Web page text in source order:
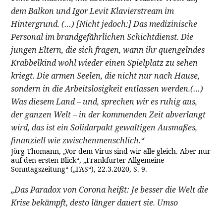
dem Balkon und Igor Levit Klavierstream im
Hintergrund. (…) [Nicht jedoch:] Das medizinische
Personal im brandgefährlichen Schichtdienst. Die
jungen Eltern, die sich fragen, wann ihr quengelndes
Krabbelkind wohl wieder einen Spielplatz zu sehen
kriegt. Die armen Seelen, die nicht nur nach Hause,
sondern in die Arbeitslosigkeit entlassen werden.(…)
Was diesem Land – und, sprechen wir es ruhig aus,
der ganzen Welt – in der kommenden Zeit abverlangt
wird, das ist ein Solidarpakt gewaltigen Ausmaßes,
finanziell wie zwischenmenschlich.“
Jörg Thomann, „Vor dem Virus sind wir alle gleich. Aber nur
auf den ersten Blick“, „Frankfurter Allgemeine
Sonntagszeitung“ („FAS“), 22.3.2020, S. 9.
„Das Paradox von Corona heißt: Je besser die Welt die
Krise bekämpft, desto länger dauert sie. Umso